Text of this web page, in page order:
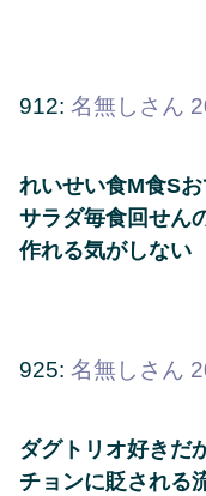
912: 名無しさん
れいせい食M食S
サラダ毎食回せん
作れる気がしない
925: 名無しさん
ダグトリオ好きだ
チョンに貶される